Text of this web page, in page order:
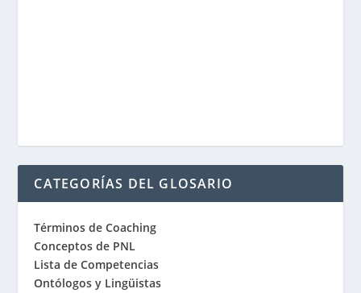
CATEGORÍAS DEL GLOSARIO
Términos de Coaching
Conceptos de PNL
Lista de Competencias
Ontólogos y Lingüistas